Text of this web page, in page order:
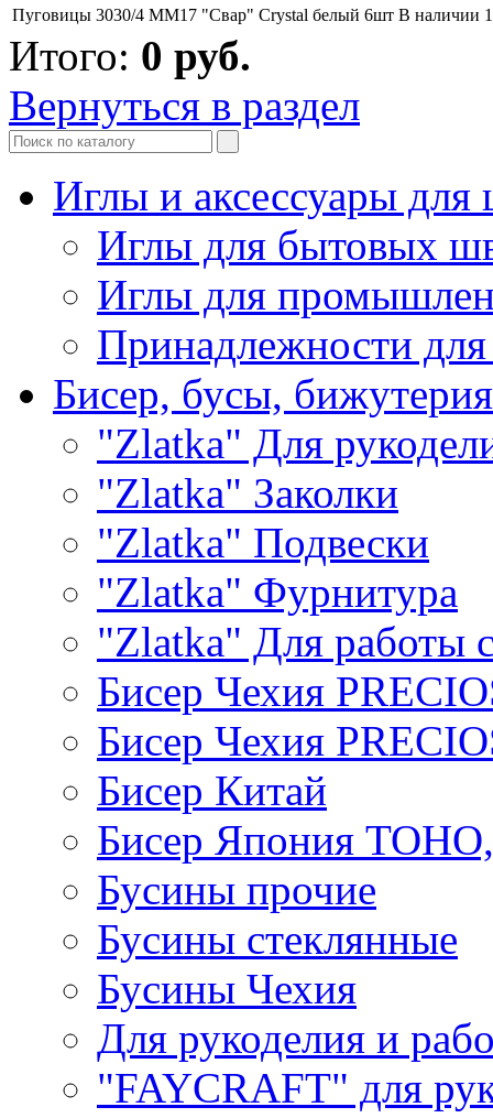
Пуговицы 3030/4 ММ17 "Свар" Crystal белый 6шт В наличии
Итого: 0 руб.
Вернуться в раздел
Иглы и аксессуары
Иглы для бытовых
Иглы для
Принадлежности
Бисер, бусы, бижутерия
"Zlatka" Для
"Zlatka" Заколки
"Zlatka" Подвески
"Zlatka" Фурнитура
"Zlatka" Для работы
Бисер Чехия
Бисер Чехия
Бисер Китай
Бисер Япония
Бусины прочие
Бусины стеклянные
Бусины Чехия
Для рукоделия и
"FAYCRAFT" для